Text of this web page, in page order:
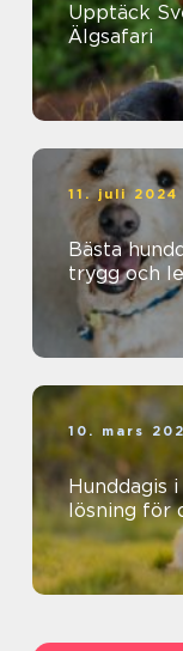
Upptäck
Älgsafari
11. juli 2024
Bästa
trygg och
10. mars
Hunddagis
lösning för